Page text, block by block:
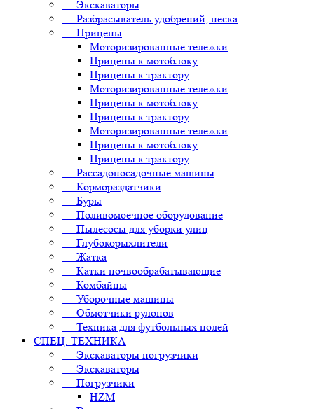
- Экскаваторы
- Разбрасыватель удобрений, песка
- Прицепы
Моторизированные тележки
Прицепы к мотоблоку
Прицепы к трактору
Моторизированные тележки
Прицепы к мотоблоку
Прицепы к трактору
Моторизированные тележки
Прицепы к мотоблоку
Прицепы к трактору
- Рассадопосадочные машины
- Кормораздатчики
- Буры
- Поливомоечное оборудование
- Пылесосы для уборки улиц
- Глубокорыхлители
- Жатка
- Катки почвообрабатывающие
- Комбайны
- Уборочные машины
- Обмотчики рулонов
- Техника для футбольных полей
СПЕЦ. ТЕХНИКА
- Экскаваторы погрузчики
- Экскаваторы
- Погрузчики
HZM